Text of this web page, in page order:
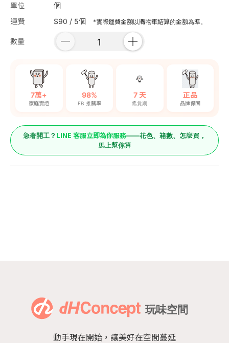
單位
個
運費
$90 / 5個 *實際運費金額以購物車結算的金額為準。
數量
7萬+
家庭實證
98%
FB 推薦率
7 天
鑑賞期
正品
品牌保固
急著開工？ LINE 客服立即為你服務——花色、箱數、怎麼買，
馬上幫你算
動手現在開始，讓美好在空間蔓延